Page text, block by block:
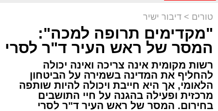
טורים > דיבור ישיר
"מקדימים תרופה למכה":
המסר של ראש העיר ד"ר לסרי
רשות מקומית אינה צריכה ואינה יכולה
להחליף את המדינה בשמירה על הביטחון
הלאומי, אך היא חייבת ויכולה להיות שותפה
מרכזית ופעילה בהגנה על חיי התושבים
בחירום. המסר של ראש העיר ד"ר לסרי